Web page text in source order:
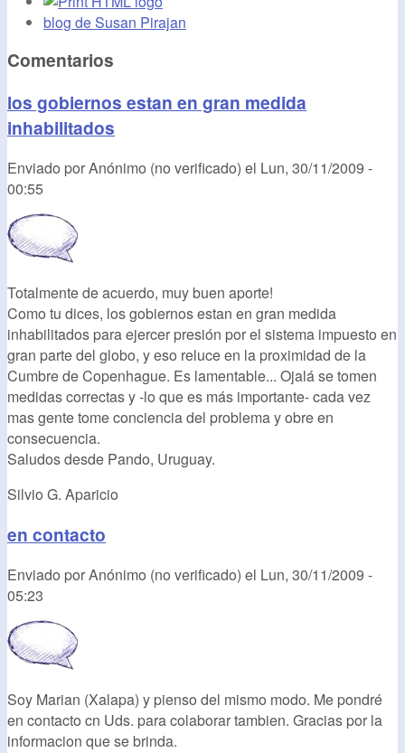
blog de Susan Pirajan
Comentarios
los gobiernos estan en gran medida
inhabilitados
Enviado porAnónimo (no verificado) el Lun, 30/11/2009 -
00:55
Totalmente de acuerdo, muy buen aporte!
Como tu dices, los gobiernos estan en gran medida
inhabilitados para ejercer presión por el sistema impuesto en
gran parte del globo, y eso reluce en la proximidad de la
Cumbre de Copenhague. Es lamentable... Ojalá se tomen
medidas correctas y -lo que es más importante- cada vez
mas gente tome conciencia del problema y obre en
consecuencia.
Saludos desde Pando, Uruguay.
Silvio G. Aparicio
en contacto
Enviado porAnónimo (no verificado) el Lun, 30/11/2009 -
05:23
Soy Marian (Xalapa) y pienso del mismo modo. Me pondré
en contacto cn Uds. para colaborar tambien. Gracias por la
informacion que se brinda.